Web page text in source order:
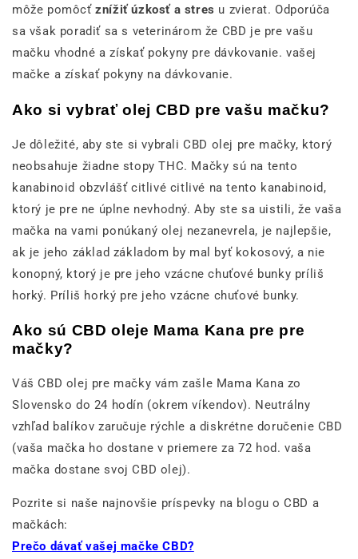
môže pomôcťznížiť úzkosť a stres u zvierat. Odporúča
sa však poradiť sa s veterinárom že CBD je pre vašu
mačku vhodné a získať pokyny pre dávkovanie. vašej
mačke a získať pokyny na dávkovanie.
Ako si vybrať olej CBD pre vašu mačku?
Je dôležité, aby ste si vybrali CBD olej pre mačky, ktorý
neobsahuje žiadne stopy THC. Mačky sú na tento
kanabinoid obzvlášť citlivé citlivé na tento kanabinoid,
ktorý je pre ne úplne nevhodný. Aby ste sa uistili, že vaša
mačka na vami ponúkaný olej nezanevrela, je najlepšie,
ak je jeho základ základom by mal byť kokosový, a nie
konopný, ktorý je pre jeho vzácne chuťové bunky príliš
horký. Príliš horký pre jeho vzácne chuťové bunky.
Ako sú CBD oleje Mama Kana pre pre
mačky?
Váš CBD olej pre mačky vám zašle Mama Kana zo
Slovensko do 24 hodín (okrem víkendov). Neutrálny
vzhľad balíkov zaručuje rýchle a diskrétne doručenie CBD
(vaša mačka ho dostane v priemere za 72 hod. vaša
mačka dostane svoj CBD olej).
Pozrite si naše najnovšie príspevky na blogu o CBD a
mačkách:
Prečo dávať vašej mačke CBD?